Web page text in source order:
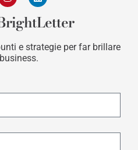
e strategie per far brillare